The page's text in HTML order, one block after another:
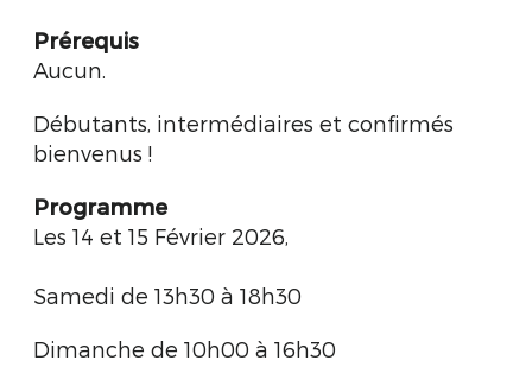
Prérequis
Aucun.
Débutants, intermédiaires et confirmés
bienvenus !
Programme
Les 14 et 15 Février 2026,
Samedi de 13h30 à 18h30
Dimanche de 10h00 à 16h30